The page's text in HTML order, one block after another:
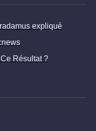
expliqué
Résultat ?